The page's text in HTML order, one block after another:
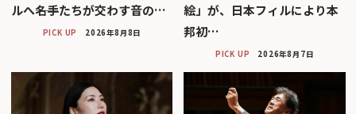
ルへ――名手たちが交わす音の…
PICK UP 2026年8月8日
絵」が、日本フィルにより本
邦初…
PICK UP 2026年8月7日